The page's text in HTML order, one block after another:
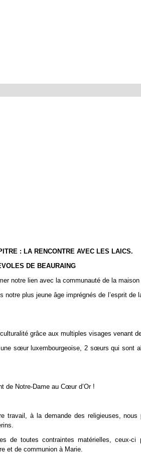
: LA RENCONTRE AVEC LES LAICS.
DE BEAURAING
notre lien avec la communauté de la
plus jeune âge imprégnés de l’esprit de
grâce aux multiples visages venant
sœur luxembourgeoise, 2 sœurs qui sont
de Notre-Dame au Cœur d’Or !
travail, à la demande des religieuses,
de toutes contraintes matérielles, ceux-
et de communion à Marie.